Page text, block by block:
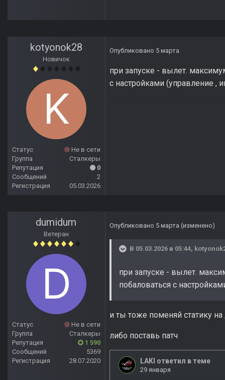
kotyonok28
Новичок
Статус
Не в сети
Группа
Сталкеры
Репутация
0
Сообщений
2
Регистрация
05.03.2026
Опубликовано 5 марта
при запуске - вылет.
с настройками (управление ,
dumidum
Ветеран
Статус
Не в сети
Группа
Сталкеры
Репутация
1 590
Сообщений
5369
Регистрация
28.07.2020
Опубликовано 5 марта (изменено)
В 05.03.2026 в 05:44,
при запуске - вылет.
побаловаться с
и ты тоже поменяй статику
либо поставь патч